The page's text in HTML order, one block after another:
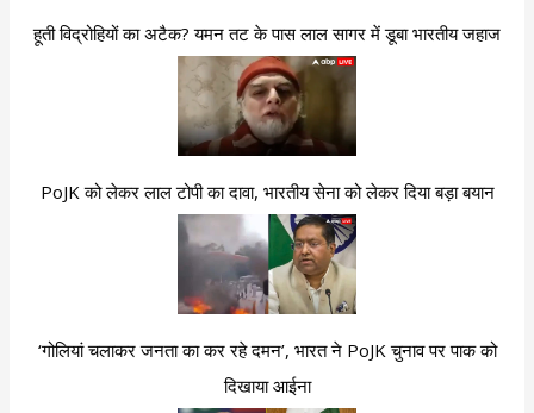
हूती विद्रोहियों का अटैक? यमन तट के पास लाल सागर में डूबा भारतीय जहाज
PoJK को लेकर लाल टोपी का दावा, भारतीय सेना को लेकर दिया बड़ा बयान
‘गोलियां चलाकर जनता का कर रहे दमन’, भारत ने PoJK चुनाव पर पाक को
दिखाया आईना